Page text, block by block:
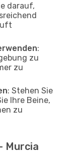
darauf,
:
zu
zu
: Stehen Sie
Ihre Beine,
zu
Murcia